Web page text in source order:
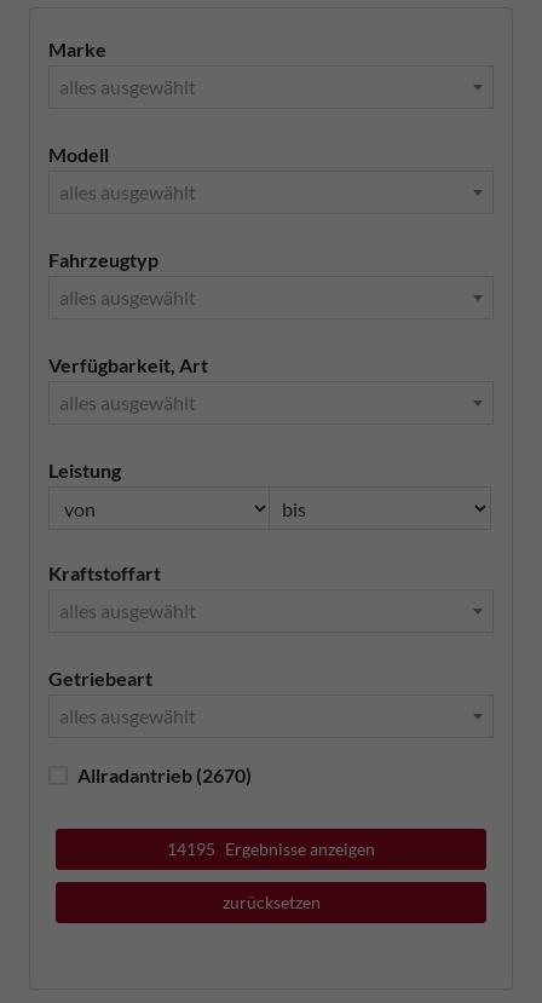
Marke
alles ausgewählt
Modell
alles ausgewählt
Fahrzeugtyp
alles ausgewählt
Verfügbarkeit, Art
alles ausgewählt
Leistung
Kraftstoffart
alles ausgewählt
Getriebeart
alles ausgewählt
Allradantrieb (2670)
14195 Ergebnisse anzeigen
zurücksetzen